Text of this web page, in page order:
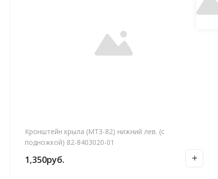
Кронштейн крыла (МТЗ-82) нижний лев. (с
подножкой) 82-8403020-01
1,350руб.